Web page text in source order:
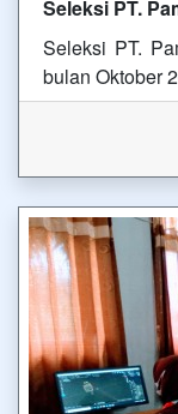
Seleksi PT.
Seleksi PT.
bulan Oktober